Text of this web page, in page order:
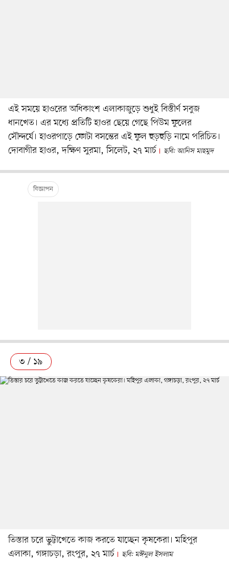
এই সময়ে হাওরের অধিকাংশ এলাকাজুড়ে শুধুই বিস্তীর্ণ সবুজ
ধানখেত। এর মধ্যে প্রতিটি হাওর ছেয়ে গেছে পিউম ফুলের
সৌন্দর্যে। হাওরপাড়ে ফোটা বসন্তের এই ফুল হুড়হুড়ি নামে পরিচিত।
দোবাগীর হাওর, দক্ষিণ সুরমা, সিলেট, ২৭ মার্চ
ছবি: আনিস মাহমুদ
৩ / ১৯
তিস্তার চরে ভুট্টাখেতে কাজ করতে যাচ্ছেন কৃষকেরা। মহিপুর
এলাকা, গঙ্গাচড়া, রংপুর, ২৭ মার্চ
ছবি: মঈনুল ইসলাম